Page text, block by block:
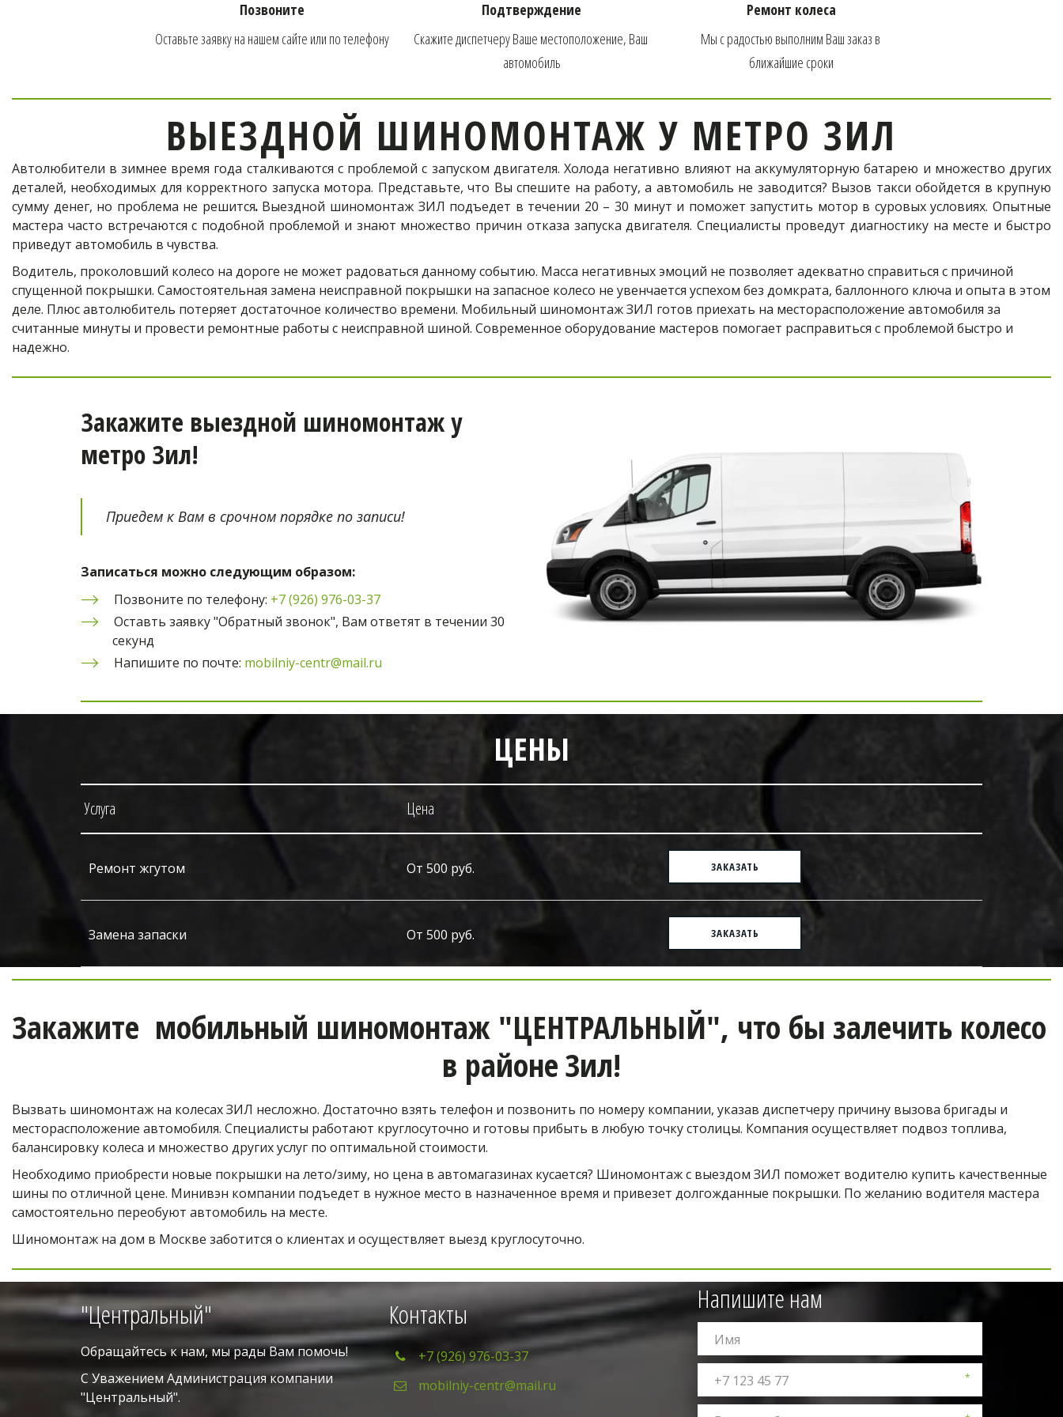
Зил!
Телефон оператора:
+7 (926) 976-03-37
Позвоните
Оставьте заявку на нашем сайте или по телефону
Подтверждение
Скажите диспетчеру Ваше местоположение, Ваш
автомобиль
Ремонт колеса
Мы с радостью выполним Ваш заказ в
ближайшие сроки
ВЫЕЗДНОЙ ШИНОМОНТАЖ У МЕТРО ЗИЛ
Автолюбители в зимнее время года сталкиваются с проблемой с запуском двигателя. Холода негативно влияют на аккумуляторную батарею и множество других
деталей, необходимых для корректного запуска мотора. Представьте, что Вы спешите на работу, а автомобиль не заводится? Вызов такси обойдется в крупную
сумму денег, но проблема не решится.Выездной шиномонтаж ЗИЛ подъедет в течении 20 – 30 минут и поможет запустить мотор в суровых условиях. Опытные
мастера часто встречаются с подобной проблемой и знают множество причин отказа запуска двигателя. Специалисты проведут диагностику на месте и быстро
приведут автомобиль в чувства.
Водитель, проколовший колесо на дороге не может радоваться данному событию. Масса негативных эмоций не позволяет адекватно справиться с причиной
спущенной покрышки. Самостоятельная замена неисправной покрышки на запасное колесо не увенчается успехом без домкрата, баллонного ключа и опыта в этом
деле. Плюс автолюбитель потеряет достаточное количество времени. Мобильный шиномонтаж ЗИЛ готов приехать на месторасположение автомобиля за
считанные минуты и провести ремонтные работы с неисправной шиной. Современное оборудование мастеров помогает расправиться с проблемой быстро и
надежно.
Закажите выездной шиномонтаж у
метро Зил!
Приедем к Вам в срочном порядке по записи!
Записаться можно следующим образом:
Позвоните по телефону: +7 (926) 976-03-37
Оставть заявку "Обратный звонок", Вам ответят в течении 30
секунд
Напишите по почте: mobilniy-centr@mail.ru
ЦЕНЫ
Услуга Цена
Ремонт жгутом От 500 руб. ЗАКАЗАТЬ
Замена запаски От 500 руб. ЗАКАЗАТЬ
Закажите  мобильный шиномонтаж "ЦЕНТРАЛЬНЫЙ", что бы залечить колесо
в районеЗил!
Вызвать шиномонтаж на колесах ЗИЛ несложно. Достаточно взять телефон и позвонить по номеру компании, указав диспетчеру причину вызова бригады и
месторасположение автомобиля. Специалисты работают круглосуточно и готовы прибыть в любую точку столицы. Компания осуществляет подвоз топлива,
балансировку колеса и множество других услуг по оптимальной стоимости.
Необходимо приобрести новые покрышки на лето/зиму, но цена в автомагазинах кусается? Шиномонтаж с выездом ЗИЛ поможет водителю купить качественные
шины по отличной цене. Минивэн компании подъедет в нужное место в назначенное время и привезет долгожданные покрышки. По желанию водителя мастера
самостоятельно переобуют автомобиль на месте.
Шиномонтаж на дом в Москве заботится о клиентах и осуществляет выезд круглосуточно.
"Центральный"
Обращайтесь к нам, мы рады Вам помочь!
С Уважением Администрация компании
"Центральный".
Контакты
+7 (926) 976-03-37
mobilniy-centr@mail.ru
Напишите нам
*